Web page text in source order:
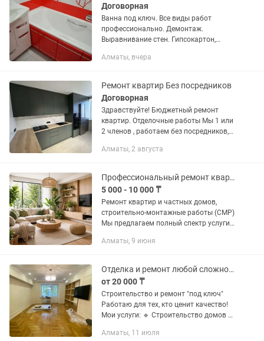
Договорная
Ванна под ключ. Все виды работ
профессионально. Демонтаж.
Выравнивание стен. Гипсокартон,
Установка сантехнического
Отделочные...
Алматы, вчера
Ремонт квартир Без посредников
Договорная
Здравствуйте! Бюджетный ремонт
квартир. Отделочные работы Мы 1 или
2 членов , работаем без посредников,
гарантированно получаете лучшую
Алматы, 2 августа
Профессиональный ремонт квартир и частных домов
5 000 - 10 000 ₸
Ремонт квартир и частных домов,
строительно-монтажные работы (СМР)
Мы предлагаем полный спектр услуги
проведению строительно-монтажных
Алматы, 9 июня
Отделка и ремонт любой сложности
от 20 000 ₸
Строительство и ремонт "под ключ"
Работаю для тех, кто ценит качество!
Мои услуги: 🔹 Строительство домов и
и помещений 🔹 Отделочные и
Алматы, 11 июля